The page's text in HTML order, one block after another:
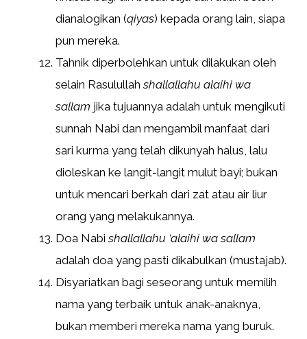
dianalogikan (qiyas) kepada orang lain, siapa
pun mereka.
Tahnik diperbolehkan untuk dilakukan oleh
selain Rasulullahshallallahu alaihi wa
sallam jika tujuannya adalah untuk mengikuti
sunnah Nabi dan mengambil manfaat dari
sari kurma yang telah dikunyah halus, lalu
dioleskan ke langit-langit mulut bayi; bukan
untuk mencari berkah dari zat atau air liur
orang yang melakukannya.
Doa Nabishallallahu ‘alaihi wa sallam
adalah doa yang pasti dikabulkan (mustajab).
Disyariatkan bagi seseorang untuk memilih
nama yang terbaik untuk anak-anaknya,
bukan memberi mereka nama yang buruk.